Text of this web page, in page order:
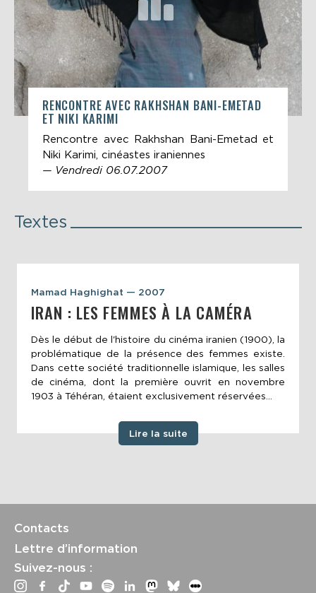
RENCONTRE AVEC RAKHSHAN BANI-EMETAD
ET NIKI KARIMI
Rencontre avec Rakhshan Bani-Emetad et
Niki Karimi, cinéastes iraniennes
— Vendredi 06.07.2007
Textes
Mamad Haghighat — 2007
IRAN : LES FEMMES À LA CAMÉRA
Dès le début de l'histoire du cinéma iranien (1900), la
problématique de la présence des femmes existe.
Dans cette société traditionnelle islamique, les salles
de cinéma, dont la première ouvrit en novembre
1903 à Téhéran, étaient exclusivement réservées...
Lire la suite
Contacts
Lettre d’information
Suivez-nous :